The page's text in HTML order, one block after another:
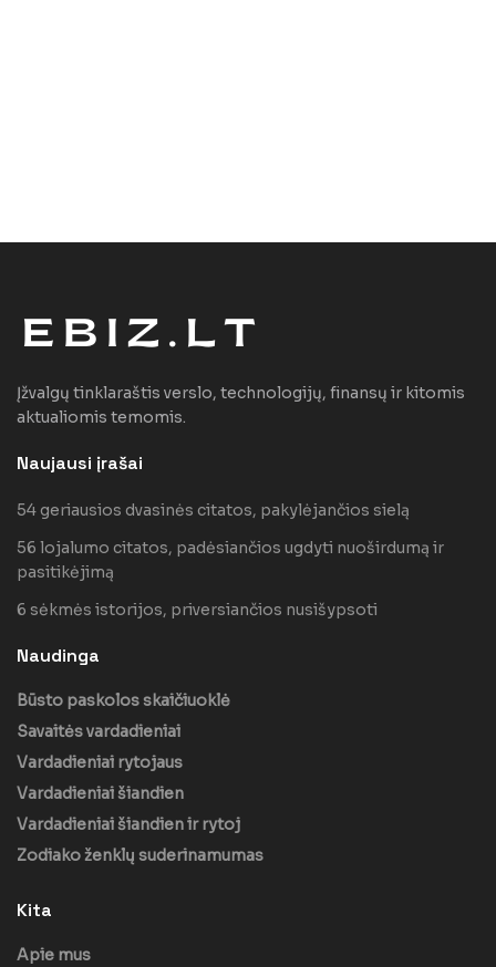
Įžvalgų tinklaraštis verslo, technologijų, finansų ir kitomis
aktualiomis temomis.
Naujausi įrašai
54 geriausios dvasinės citatos, pakylėjančios sielą
56 lojalumo citatos, padėsiančios ugdyti nuoširdumą ir
pasitikėjimą
6 sėkmės istorijos, priversiančios nusišypsoti
Naudinga
Būsto paskolos skaičiuoklė
Savaitės vardadieniai
Vardadieniai rytojaus
Vardadieniai šiandien
Vardadieniai šiandien ir rytoj
Zodiako ženklų suderinamumas
Kita
Apie mus